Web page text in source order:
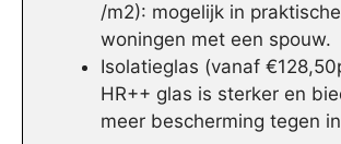
/m2): mogelijk in
woningen met een spouw.
Isolatieglas (vanaf
HR++ glas is sterker en
meer bescherming tegen